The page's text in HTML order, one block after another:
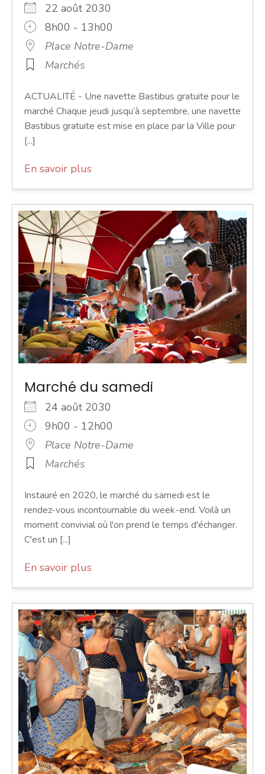
22 août 2030
8h00 - 13h00
Place Notre-Dame
Marchés
ACTUALITÉ - Une navette Bastibus gratuite pour le
marché Chaque jeudi jusqu’à septembre, une navette
Bastibus gratuite est mise en place par la Ville pour
[...]
En savoir plus
Marché du samedi
24 août 2030
9h00 - 12h00
Place Notre-Dame
Marchés
Instauré en 2020, le marché du samedi est le
rendez-vous incontournable du week-end. Voilà un
moment convivial où l'on prend le temps d'échanger.
C'est un [...]
En savoir plus